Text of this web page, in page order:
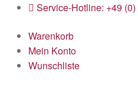
Service-Hotline: +49
Warenkorb
Mein Konto
Wunschliste